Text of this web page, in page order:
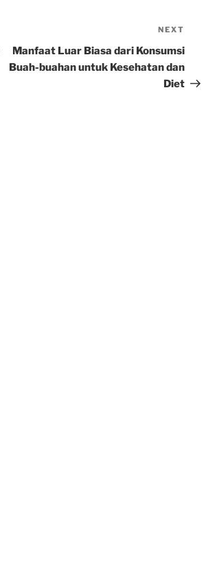
Post
NEXT
Manfaat Luar Biasa dari Konsumsi
Buah-buahan untuk Kesehatan dan
Diet